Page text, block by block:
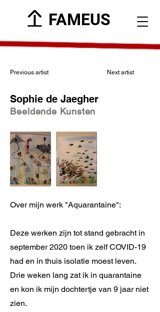
FAMEUS
Previous artist Next artist
Sophie de Jaegher
Beeldende Kunsten
Over mijn werk "Aquarantaine":
Deze werken zijn tot stand gebracht in
september 2020 toen ik zelf COVID-19
had en in thuis isolatie moest leven.
Drie weken lang zat ik in quarantaine
en kon ik mijn dochtertje van 9 jaar niet
zien.